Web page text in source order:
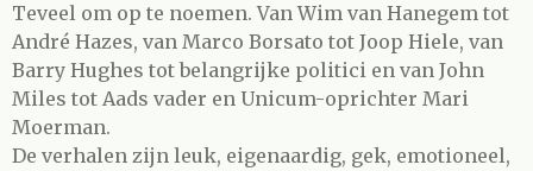
Teveel om op te noemen. Van Wim van Hanegem tot
André Hazes, van Marco Borsato tot Joop Hiele, van
Barry Hughes tot belangrijke politici en van John
Miles tot Aads vader en Unicum-oprichter Mari
Moerman.
De verhalen zijn leuk, eigenaardig, gek, emotioneel,